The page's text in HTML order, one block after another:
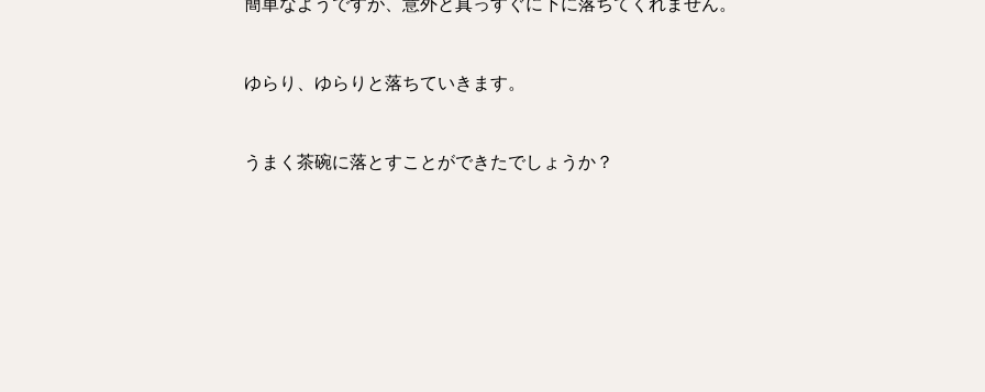
簡単なようですが、意外と真っすぐに下に落ちてくれません。
ゆらり、ゆらりと落ちていきます。
うまく茶碗に落とすことができたでしょうか？